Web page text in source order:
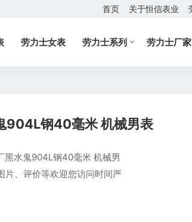
首页 关于恒信表业
劳力士女表 劳力士系列 劳力士厂家
904L钢40毫米 机械男表
黑水鬼904L钢40毫米 机械男
片、评价等欢迎您访问时间严